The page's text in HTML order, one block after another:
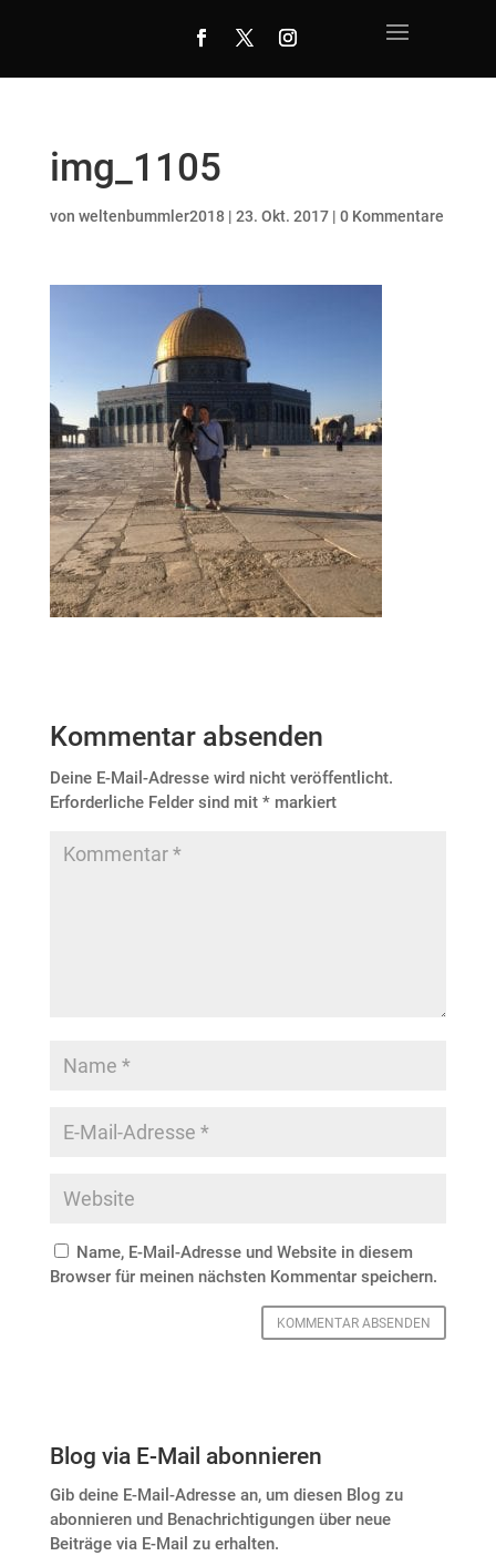
img_1105
von weltenbummler2018| 23. Okt. 2017| 0 Kommentare
Kommentar absenden
Deine E-Mail-Adresse wird nicht veröffentlicht.
Erforderliche Felder sind mit *markiert
Name, E-Mail-Adresse und Website in diesem
Browser für meinen nächsten Kommentar speichern.
Blog via E-Mail abonnieren
Gib deine E-Mail-Adresse an, um diesen Blog zu
abonnieren und Benachrichtigungen über neue
Beiträge via E-Mail zu erhalten.